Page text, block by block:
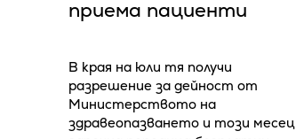
приема пациенти
В края на юли тя получи
разрешение за дейност от
Министерството на
здравеопазването и този месец